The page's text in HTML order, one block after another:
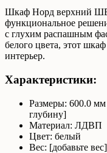
Шкаф Норд верхний ШВ
функциональное
с глухим распашным
белого цвета, этот
интерьер.
Характеристики:
Размеры: 600.0
глубину]
Материал: ЛДВП
Цвет: белый
Вес: [добавьте вес]